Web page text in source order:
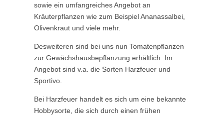
sowie ein umfangreiches Angebot an
Kräuterpflanzen wie zum Beispiel Ananassalbei,
Olivenkraut und viele mehr.
Desweiteren sind bei uns nun Tomatenpflanzen
zur Gewächshausbepflanzung erhältlich. Im
Angebot sind v.a. die Sorten Harzfeuer und
Sportivo.
Bei Harzfeuer handelt es sich um eine bekannte
Hobbysorte, die sich durch einen frühen